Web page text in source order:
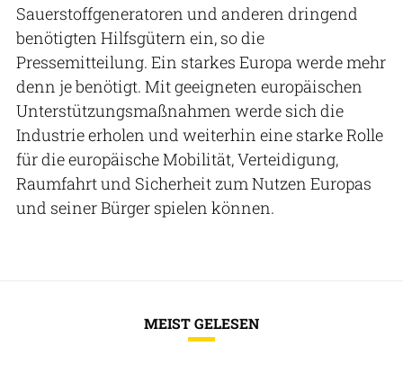
Sauerstoffgeneratoren und anderen dringend
benötigten Hilfsgütern ein, so die
Pressemitteilung. Ein starkes Europa werde mehr
denn je benötigt. Mit geeigneten europäischen
Unterstützungsmaßnahmen werde sich die
Industrie erholen und weiterhin eine starke Rolle
für die europäische Mobilität, Verteidigung,
Raumfahrt und Sicherheit zum Nutzen Europas
und seiner Bürger spielen können.
MEIST GELESEN